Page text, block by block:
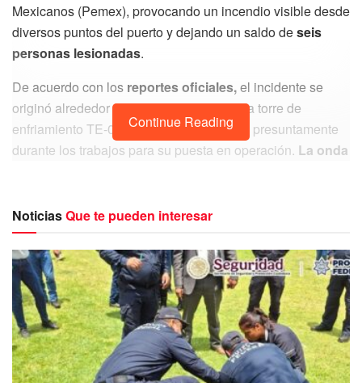
Mexicanos (Pemex), provocando un incendio visible desde
diversos puntos del puerto y dejando un saldo deseis
personas lesionadas.
De acuerdo con los reportes oficiales,el incidente se
originó alrededor de las20:30 horasen la torre de
enfriamiento TE-05 de la plantaHidros II
, presuntamente
durante los trabajos para su puesta en operación. La onda
alarma entre los residentes.
Continue Reading
NoticiasQue te pueden interesar